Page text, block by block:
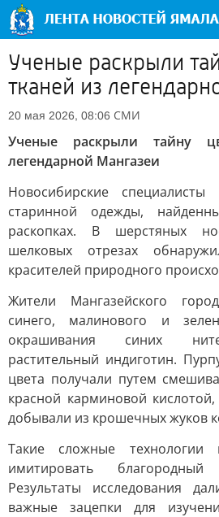
Ученые раскрыли
тканей из
20 мая 2026, 08:06 СМИ
Ученые раскрыли тайну
легендарной Мангазеи
Новосибирские
старинной одежды,
раскопках. В шерстяных
шелковых отрезах
красителей природного
Жители Мангазейского
синего, малинового и
окрашивания синих
растительный индиготин.
цвета получали путем
красной карминовой
добывали из крошечных жуков
Такие сложные технологии
имитировать
Результаты исследования
важные зацепки для